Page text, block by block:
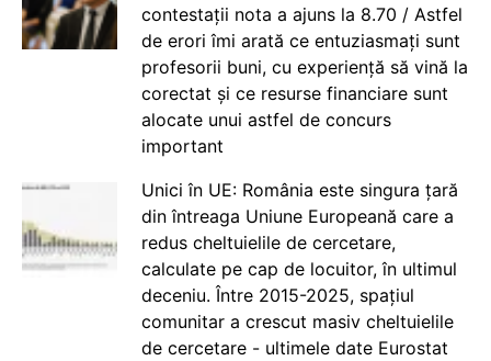
contestații nota a ajuns la 8.70 / Astfel
de erori îmi arată ce entuziasmați sunt
profesorii buni, cu experiență să vină la
corectat și ce resurse financiare sunt
alocate unui astfel de concurs
important
Unici în UE: România este singura țară
din întreaga Uniune Europeană care a
redus cheltuielile de cercetare,
calculate pe cap de locuitor, în ultimul
deceniu. Între 2015-2025, spațiul
comunitar a crescut masiv cheltuielile
de cercetare - ultimele date Eurostat